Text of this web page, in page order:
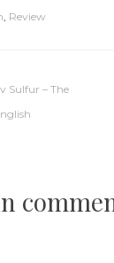
Review
Sulfur – The